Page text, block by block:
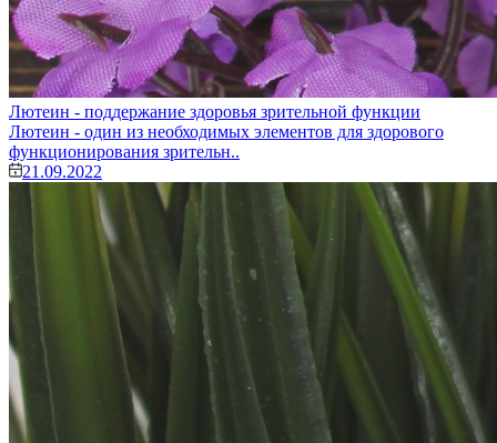
Лютеин - поддержание здоровья зрительной функции
Лютеин - один из необходимых элементов для здорового
функционирования зрительн..
21.09.2022